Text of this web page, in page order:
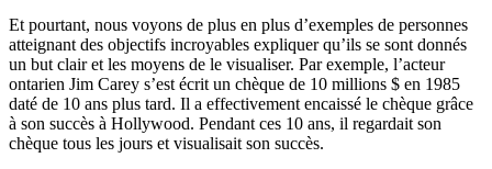
Et pourtant, nous voyons de plus en plus d’exemples de personnes
atteignant des objectifs incroyables expliquer qu’ils se sont donnés
un but clair et les moyens de le visualiser. Par exemple, l’acteur
ontarien Jim Carey s’est écrit un chèque de 10 millions $ en 1985
daté de 10 ans plus tard. Il a effectivement encaissé le chèque grâce
à son succès à Hollywood. Pendant ces 10 ans, il regardait son
chèque tous les jours et visualisait son succès.